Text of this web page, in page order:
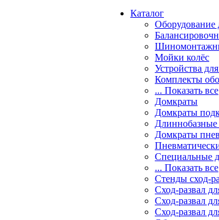
Каталог
Мойки колёс
Устройства
Комплекты
... Показать все
Домкраты
Домкраты
Домкраты
Специальные
... Показать все
Стенды сход-
Сход-развал
Сход-развал
Сход-развал